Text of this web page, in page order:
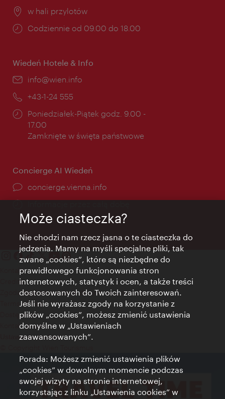
Miejsce:
w hali przylotów
Godziny
Codziennie od 09.00 do 18.00
Wiedeń Hotele & Info
E-
info@wien.info
Telefon:
+43-1-24 555
Godziny
otwarcia:
Poniedziałek-Piątek godz. 9.00 -
17.00
Zamknięte w święta państwowe
Concierge AI Wiedeń
concierge.vienna.info
Kontakt
Credits
Zgoda na przetwarzanie danych osobowych
Terms of Use
Dostępność
Kontakt prasowy
Ustawienia cookies
Może ciasteczka?
Nie chodzi nam rzecz jasna o te ciasteczka do
jedzenia. Mamy na myśli specjalne pliki, tak
zwane „cookies”, które są niezbędne do
prawidłowego funkcjonowania stron
internetowych, statystyk i ocen, a także treści
dostosowanych do Twoich zainteresowań.
Jeśli nie wyrażasz zgody na korzystanie z
plików „cookies”, możesz zmienić ustawienia
domyślne w „Ustawieniach
zaawansowanych”.
Porada: Możesz zmienić ustawienia plików
„cookies” w dowolnym momencie podczas
swojej wizyty na stronie internetowej,
korzystając z linku „Ustawienia cookies” w